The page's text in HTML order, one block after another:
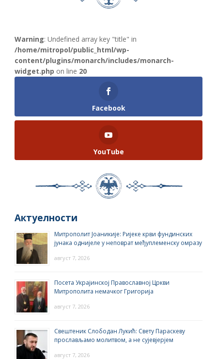
Warning: Undefined array key "title" in
/home/mitropol/public_html/wp-
content/plugins/monarch/includes/monarch-
widget.php on line 20
Facebook
YouTube
Актуелности
Митрополит Јоаникије: Ријеке крви фундинских
јунака однијеле у неповрат међуплеменску омразу
август 7, 2026
Посета Украјинској Православној Цркви
Митрополита немачког Григорија
август 7, 2026
Свештеник Слободан Лукић: Свету Параскеву
прослављамо молитвом, а не сујевјерјем
август 7, 2026